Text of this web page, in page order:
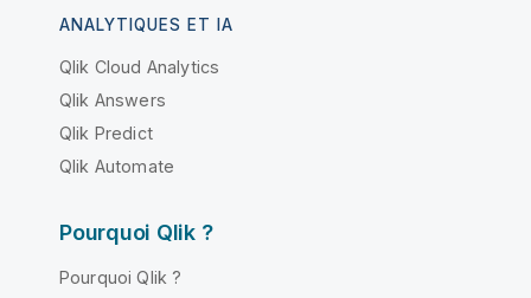
ANALYTIQUES ET IA
Qlik Cloud Analytics
Qlik Answers
Qlik Predict
Qlik Automate
Pourquoi Qlik ?
Pourquoi Qlik ?